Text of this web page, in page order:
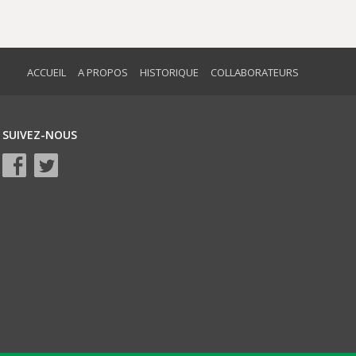
ACCUEIL A PROPOS HISTORIQUE COLLABORATEURS
SUIVEZ-NOUS